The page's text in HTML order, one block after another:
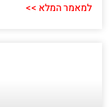
למאמר המלא >>